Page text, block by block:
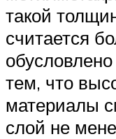
такой
считается
тем, что
материалы
слой не